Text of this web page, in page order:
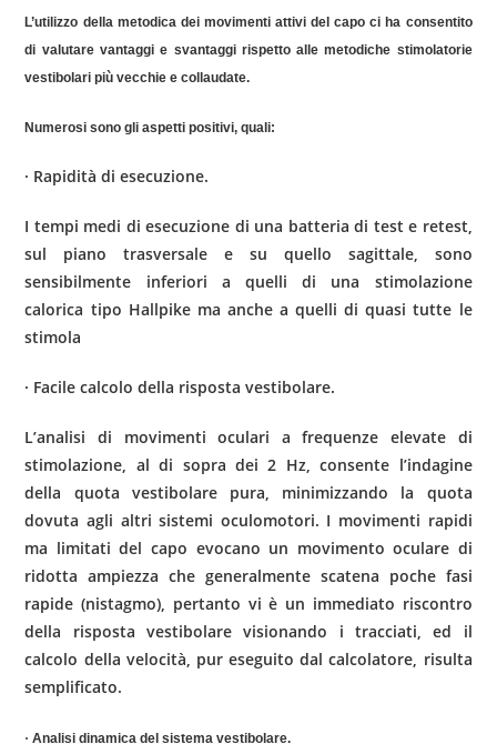
L’utilizzo della metodica dei movimenti attivi del capo ci ha consentito
di valutare vantaggi e svantaggi rispetto alle metodiche stimolatorie
vestibolari più vecchie e collaudate.
Numerosi sono gli aspetti positivi, quali:
· Rapidità di esecuzione.
I tempi medi di esecuzione di una batteria di test e retest,
sul piano trasversale e su quello sagittale, sono
sensibilmente inferiori a quelli di una stimolazione
calorica tipo Hallpike ma anche a quelli di quasi tutte le
stimola
· Facile calcolo della risposta vestibolare.
L’analisi di movimenti oculari a frequenze elevate di
stimolazione, al di sopra dei 2 Hz, consente l’indagine
della quota vestibolare pura, minimizzando la quota
dovuta agli altri sistemi oculo­motori. I movimenti rapidi
ma limitati del capo evocano un movimento oculare di
ridotta ampiezza che generalmente scatena poche fasi
rapide (nistagmo), per­tanto vi è un immediato riscontro
della risposta vestibolare visionando i traccia­ti, ed il
calcolo della velocità, pur eseguito dal calcolatore, risulta
semplificato.
·Analisi dinamica del sistema vestibolare.